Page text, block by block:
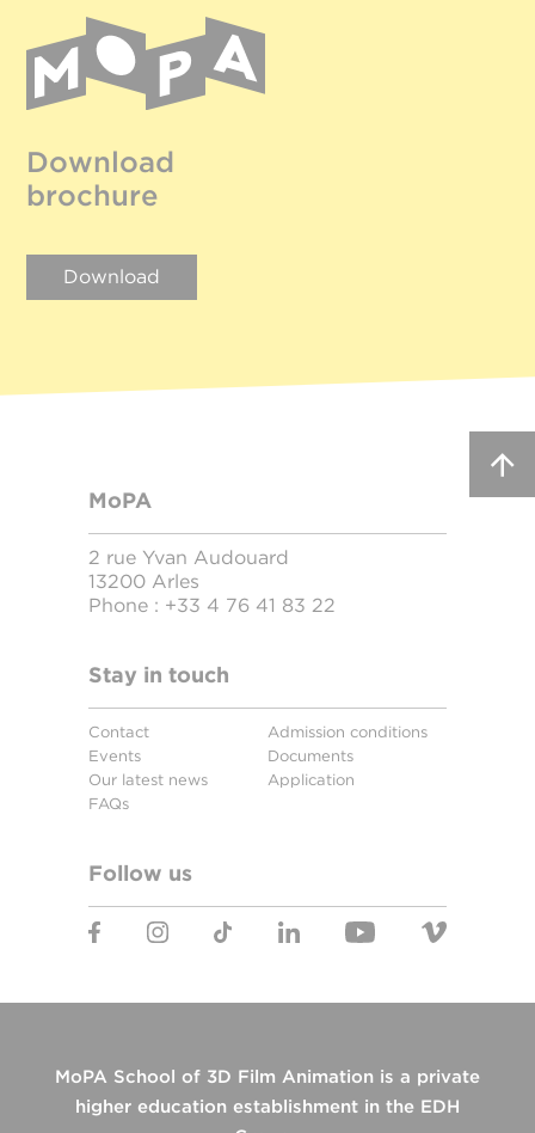
Download
brochure
Download
MoPA
2 rue Yvan Audouard
13200 Arles
Phone : +33 4 76 41 83 22
Stay in touch
Contact
Events
Our latest news
FAQs
Admission conditions
Documents
Application
Follow us
MoPA School of 3D Film Animation is a private
higher education establishment in the EDH